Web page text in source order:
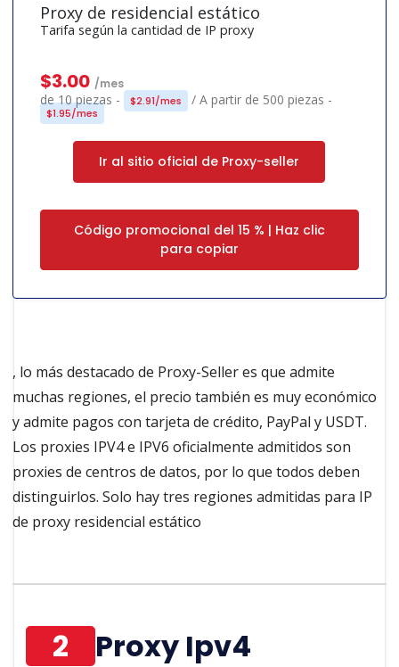
Proxy de residencial estático
Tarifa según la cantidad de IP proxy
$3.00 /mes
de 10 piezas - $2.91/mes / A partir de 500 piezas -
$1.95/mes
Ir al sitio oficial de Proxy-seller
Código promocional del 15 % | Haz clic
para copiar
, lo más destacado de Proxy-Seller es que admite
muchas regiones, el precio también es muy económico
y admite pagos con tarjeta de crédito, PayPal y USDT.
Los proxies IPV4 e IPV6 oficialmente admitidos son
proxies de centros de datos, por lo que todos deben
distinguirlos. Solo hay tres regiones admitidas para IP
de proxy residencial estático
2 Proxy Ipv4